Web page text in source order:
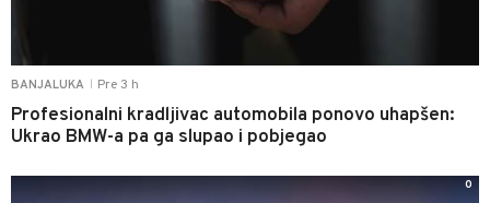
BANJALUKA Pre 3 h
Profesionalni kradljivac automobila ponovo uhapšen:
Ukrao BMW-a pa ga slupao i pobjegao
0